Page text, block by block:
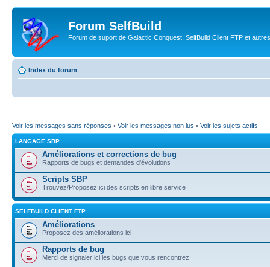
Forum SelfBuild
Forum de suport de Galactic Conquest, SelfBuild Client FTP et
Index du forum
Voir les messages sans réponses • Voir les messages non lus • Voir les sujets actifs
LANGAGE SBP
Améliorations et corrections de bug
Rapports de bugs et demandes d'évolutions
Scripts SBP
Trouvez/Proposez ici des scripts en libre service
SELFBUILD CLIENT FTP
Améliorations
Proposez des améliorations ici
Rapports de bug
Merci de signaler ici les bugs que vous rencontrez